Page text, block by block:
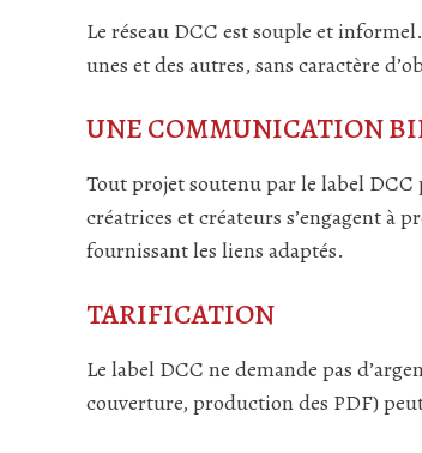
Le réseau DCC est souple et
unes et des autres, sans caractère
UNE COMMUNICATION
Tout projet soutenu par le label DCC
créatrices et créateurs s’engagent à
fournissant les liens adaptés.
TARIFICATION
Le label DCC ne demande pas
couverture, production des PDF)